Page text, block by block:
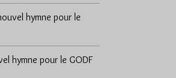
hymne pour le
hymne pour le GODF